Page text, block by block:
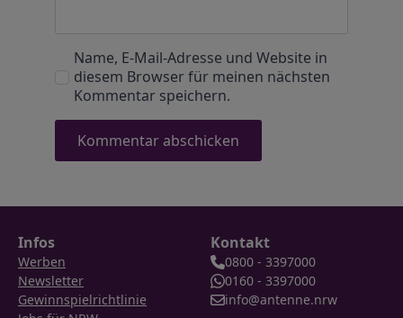
Name, E-Mail-Adresse und Website in
diesem Browser für meinen nächsten
Kommentar speichern.
Infos
Werben
Newsletter
Gewinnspielrichtlinie
Kontakt
0800 - 3397000
0160 - 3397000
info@antenne.nrw